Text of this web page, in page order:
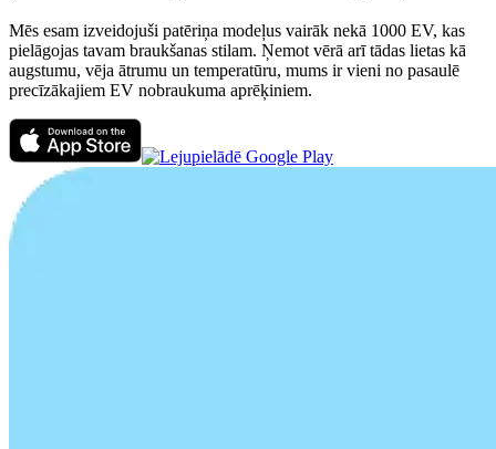
Mēs esam izveidojuši patēriņa modeļus vairāk nekā 1000 EV, kas
pielāgojas tavam braukšanas stilam. Ņemot vērā arī tādas lietas kā
augstumu, vēja ātrumu un temperatūru, mums ir vieni no pasaulē
precīzākajiem EV nobraukuma aprēķiniem.